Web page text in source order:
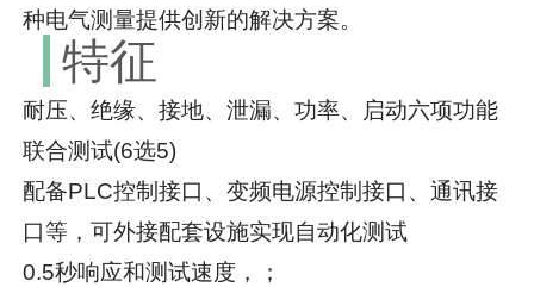
种电气测量提供创新的解决方案。
特征
耐压、绝缘、接地、泄漏、功率、启动六项功能
联合测试(6选5)
配备PLC控制接口、变频电源控制接口、通讯接
口等，可外接配套设施实现自动化测试
0.5秒响应和测试速度，；